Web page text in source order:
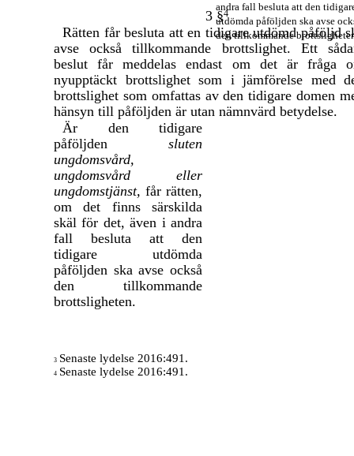
andra fall besluta att den
utdömda påföljden ska avse
den tillkommande
3 §4
Rätten får besluta att en tidigare utdömd påföljd
avse också tillkommande brottslighet. Ett
beslut får meddelas endast om det är fråga
nyupptäckt brottslighet som i jämförelse med
brottslighet som omfattas av den tidigare domen
hänsyn till påföljden är utan nämnvärd betydelse.
Är den tidigare
påföljden sluten
ungdomsvård,
ungdomsvård eller
ungdomstjänst, får rätten,
om det finns särskilda
skäl för det, även i andra
fall besluta att den
tidigare utdömda
påföljden ska avse också
den tillkommande
brottsligheten.
3 Senaste lydelse 2016:491.
4 Senaste lydelse 2016:491.